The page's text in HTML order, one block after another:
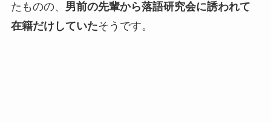
たものの、 男前の先輩から落語研究会に誘われて
在籍だけしていたそうです。